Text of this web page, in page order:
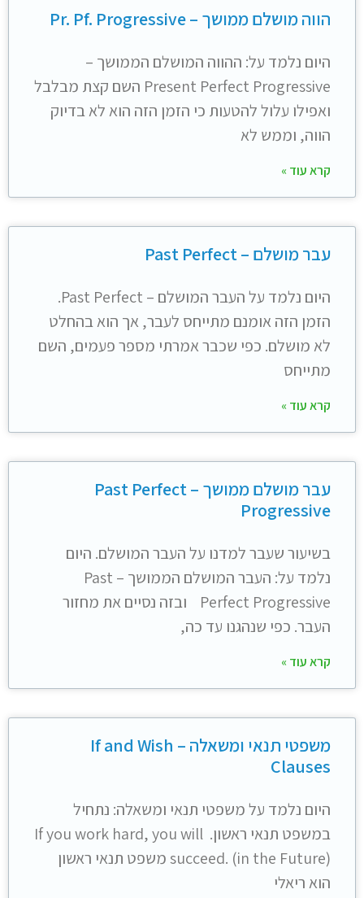
הווה מושלם ממושך – Pr. Pf. Progressive
היום נלמד על: ההווה המושלם הממושך –
Present Perfect Progressive השם קצת מבלבל
ואפילו עלול להטעות כי הזמן הזה הוא לא בדיוק
הווה, וממש לא
קרא עוד »
עבר מושלם – Past Perfect
היום נלמד על העבר המושלם – Past Perfect.
הזמן הזה אומנם מתייחס לעבר, אך הוא בהחלט
לא מושלם. כפי שכבר אמרתי מספר פעמים, השם
מתייחס
קרא עוד »
עבר מושלם ממושך – Past Perfect
Progressive
בשיעור שעבר למדנו על העבר המושלם. היום
נלמד על: העבר המושלם הממושך – Past
Perfect Progressive ובזה נסיים את מחזור
העבר. כפי שנהגנו עד כה,
קרא עוד »
משפטי תנאי ומשאלה – If and Wish
Clauses
היום נלמד על משפטי תנאי ומשאלה: נתחיל
במשפט תנאי ראשון. If you work hard, you will
succeed. (in the Future) משפט תנאי ראשון
הוא ריאלי